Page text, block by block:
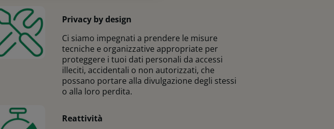
Privacy by design
Ci siamo impegnati a prendere le misure
tecniche e organizzative appropriate per
proteggere i tuoi dati personali da accessi
illeciti, accidentali o non autorizzati, che
possano portare alla divulgazione degli stessi
o alla loro perdita.
Reattività